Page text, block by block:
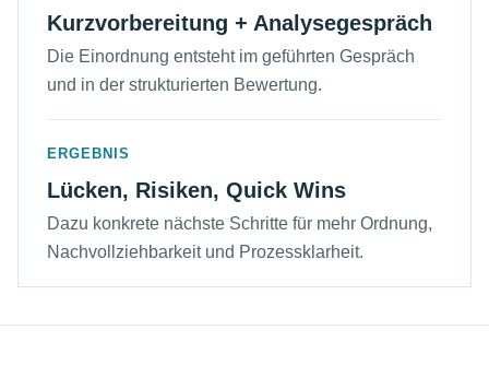
Kurzvorbereitung + Analysegespräch
Die Einordnung entsteht im geführten Gespräch
und in der strukturierten Bewertung.
ERGEBNIS
Lücken, Risiken, Quick Wins
Dazu konkrete nächste Schritte für mehr Ordnung,
Nachvollziehbarkeit und Prozessklarheit.